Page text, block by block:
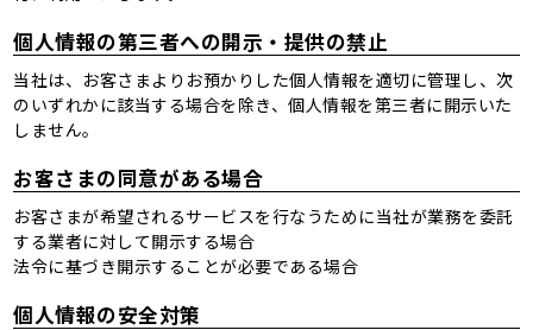
個人情報の第三者への開示・提供の禁止
当社は、お客さまよりお預かりした個人情報を適切に管理し、次
のいずれかに該当する場合を除き、個人情報を第三者に開示いた
しません。
お客さまの同意がある場合
お客さまが希望されるサービスを行なうために当社が業務を委託
する業者に対して開示する場合
法令に基づき開示することが必要である場合
個人情報の安全対策